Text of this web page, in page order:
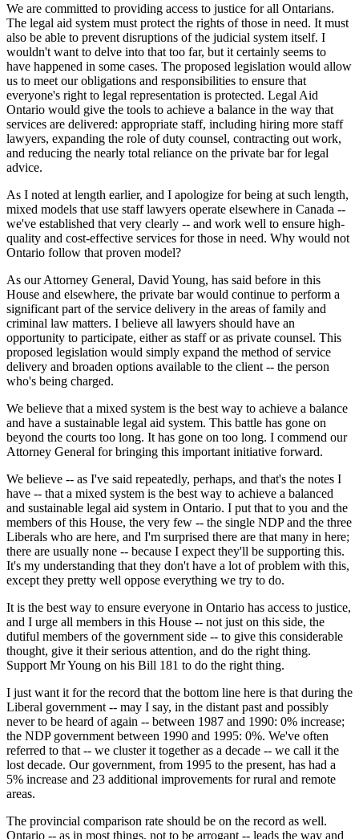
We are committed to providing access to justice for all Ontarians.
The legal aid system must protect the rights of those in need. It must
also be able to prevent disruptions of the judicial system itself. I
wouldn't want to delve into that too far, but it certainly seems to
have happened in some cases. The proposed legislation would allow
us to meet our obligations and responsibilities to ensure that
everyone's right to legal representation is protected. Legal Aid
Ontario would give the tools to achieve a balance in the way that
services are delivered: appropriate staff, including hiring more staff
lawyers, expanding the role of duty counsel, contracting out work,
and reducing the nearly total reliance on the private bar for legal
advice.
As I noted at length earlier, and I apologize for being at such length,
mixed models that use staff lawyers operate elsewhere in Canada --
we've established that very clearly -- and work well to ensure high-
quality and cost-effective services for those in need. Why would not
Ontario follow that proven model?
As our Attorney General, David Young, has said before in this
House and elsewhere, the private bar would continue to perform a
significant part of the service delivery in the areas of family and
criminal law matters. I believe all lawyers should have an
opportunity to participate, either as staff or as private counsel. This
proposed legislation would simply expand the method of service
delivery and broaden options available to the client -- the person
who's being charged.
We believe that a mixed system is the best way to achieve a balance
and have a sustainable legal aid system. This battle has gone on
beyond the courts too long. It has gone on too long. I commend our
Attorney General for bringing this important initiative forward.
We believe -- as I've said repeatedly, perhaps, and that's the notes I
have -- that a mixed system is the best way to achieve a balanced
and sustainable legal aid system in Ontario. I put that to you and the
members of this House, the very few -- the single NDP and the three
Liberals who are here, and I'm surprised there are that many in here;
there are usually none -- because I expect they'll be supporting this.
It's my understanding that they don't have a lot of problem with this,
except they pretty well oppose everything we try to do.
It is the best way to ensure everyone in Ontario has access to justice,
and I urge all members in this House -- not just on this side, the
dutiful members of the government side -- to give this considerable
thought, give it their serious attention, and do the right thing.
Support Mr Young on his Bill 181 to do the right thing.
I just want it for the record that the bottom line here is that during the
Liberal government -- may I say, in the distant past and possibly
never to be heard of again -- between 1987 and 1990: 0% increase;
the NDP government between 1990 and 1995: 0%. We've often
referred to that -- we cluster it together as a decade -- we call it the
lost decade. Our government, from 1995 to the present, has had a
5% increase and 23 additional improvements for rural and remote
areas.
The provincial comparison rate should be on the record as well.
Ontario -- as in most things, not to be arrogant -- leads the way and